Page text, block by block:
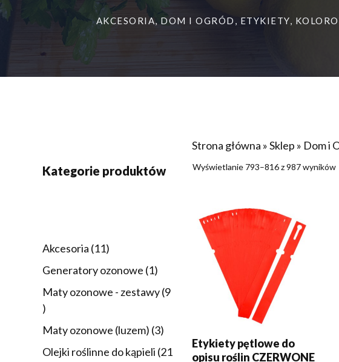
AKCESORIA, DOM I OGRÓD , ETYKIETY,
Strona główna »Sklep » Dom i
Wyświetlanie 793–816 z 987 wyników
Etykiety pętlowe do
opisu roślin CZERWONE
Kategorie produktów
Akcesoria 1111
produktów
Generatory ozonowe 11
produkt
Maty ozonowe - zestawy 9
9
produktów
Maty ozonowe (luzem) 33
produkty
Olejki roślinne do kąpieli 21